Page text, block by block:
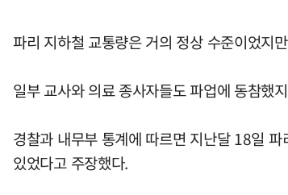
파리 지하철 교통량은 거의 정상 수준이었지
일부 교사와 의료 종사자들도 파업에 동참했
경찰과 내무부 통계에 따르면 지난달 18일
있었다고 주장했다.